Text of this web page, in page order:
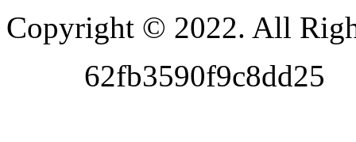
Copyright © 2022. All
62fb3590f9c8dd25